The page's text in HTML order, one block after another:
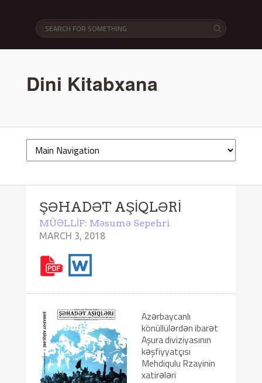
Dini Kitabxana
ŞƏHADƏT AŞİQLƏRİ
MÜƏLLİF: Məsumə Sepehri
MARCH 3, 2018
Azərbaycanlı
könüllülərdən ibarət
Aşura diviziyasının
kəşfiyyatçısı
Mehdiqulu Rzayinin
xatirələri